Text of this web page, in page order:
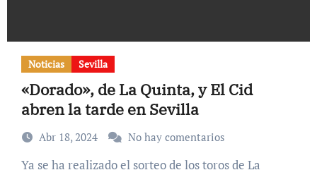
Noticias Sevilla
«Dorado», de La Quinta, y El Cid
abren la tarde en Sevilla
Abr 18, 2024 No hay comentarios
Ya se ha realizado el sorteo de los toros de La